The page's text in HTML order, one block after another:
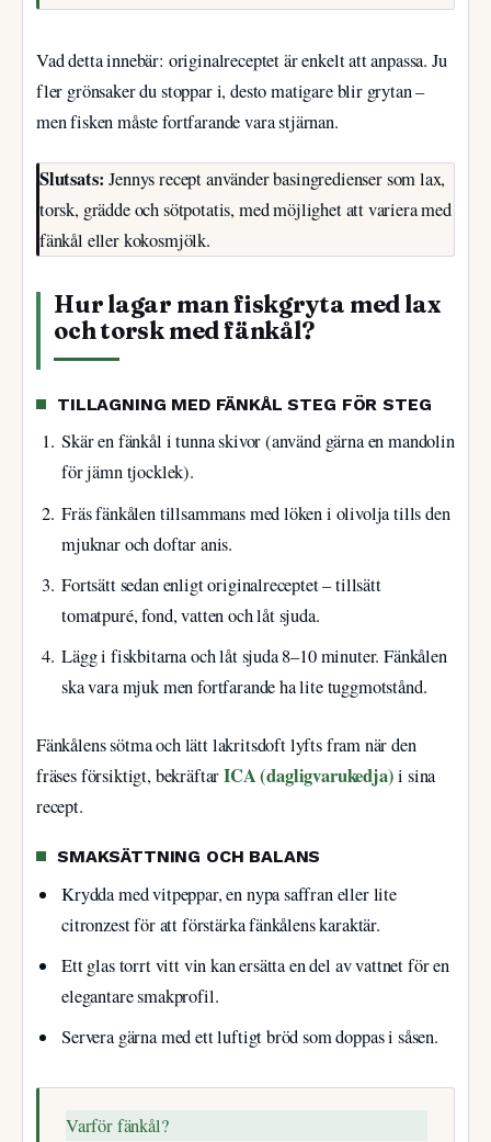
Vad detta innebär: originalreceptet är enkelt att anpassa. Ju
fler grönsaker du stoppar i, desto matigare blir grytan –
men fisken måste fortfarande vara stjärnan.
Slutsats: Jennys recept använder basingredienser som lax,
torsk, grädde och sötpotatis, med möjlighet att variera med
fänkål eller kokosmjölk.
Hur lagar man fiskgryta med lax
och torsk med fänkål?
TILLAGNING MED FÄNKÅL STEG FÖR STEG
Skär en fänkål i tunna skivor (använd gärna en mandolin
för jämn tjocklek).
Fräs fänkålen tillsammans med löken i olivolja tills den
mjuknar och doftar anis.
Fortsätt sedan enligt originalreceptet – tillsätt
tomatpuré, fond, vatten och låt sjuda.
Lägg i fiskbitarna och låt sjuda 8–10 minuter. Fänkålen
ska vara mjuk men fortfarande ha lite tuggmotstånd.
Fänkålens sötma och lätt lakritsdoft lyfts fram när den
fräses försiktigt, bekräftarICA (dagligvarukedja)i sina
recept.
SMAKSÄTTNING OCH BALANS
Krydda med vitpeppar, en nypa saffran eller lite
citronzest för att förstärka fänkålens karaktär.
Ett glas torrt vitt vin kan ersätta en del av vattnet för en
elegantare smakprofil.
Servera gärna med ett luftigt bröd som doppas i såsen.
Varför fänkål?